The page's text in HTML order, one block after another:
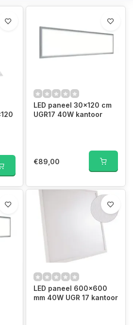
LED paneel 30x120 cm
UGR17 40W kantoor
€89,00
LED paneel 600x600
mm 40W UGR 17 kantoor